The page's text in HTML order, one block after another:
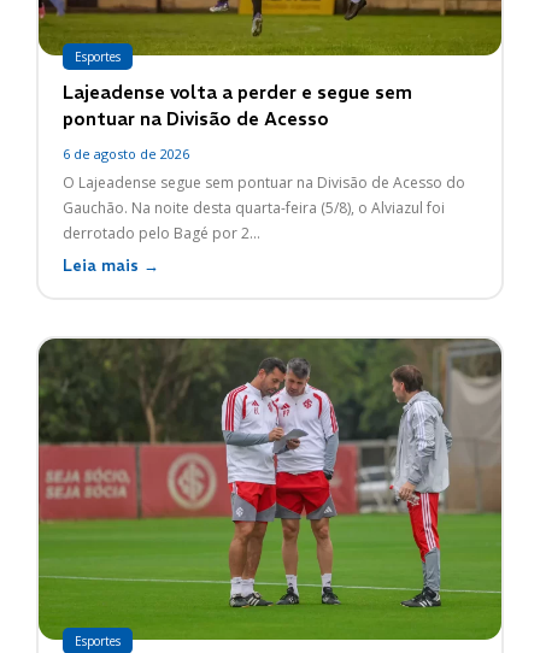
Esportes
Lajeadense volta a perder e segue sem
pontuar na Divisão de Acesso
6 de agosto de 2026
O Lajeadense segue sem pontuar na Divisão de Acesso do
Gauchão. Na noite desta quarta-feira (5/8), o Alviazul foi
derrotado pelo Bagé por 2...
Leia mais →
Esportes